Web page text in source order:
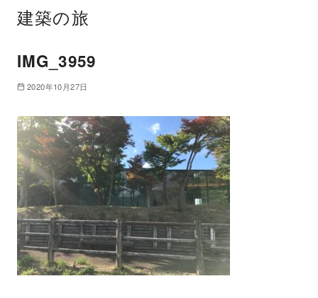
建築の旅
IMG_3959
2020年10月27日